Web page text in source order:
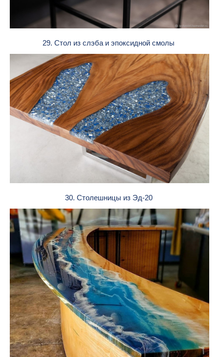
29. Стол из слэба и эпоксидной смолы
30. Столешницы из Эд-20